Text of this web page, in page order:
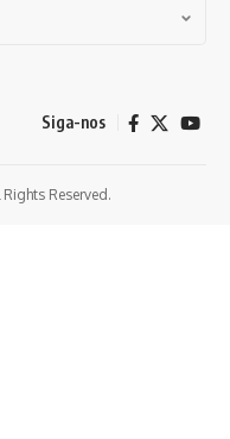
Siga-nos
Reserved.